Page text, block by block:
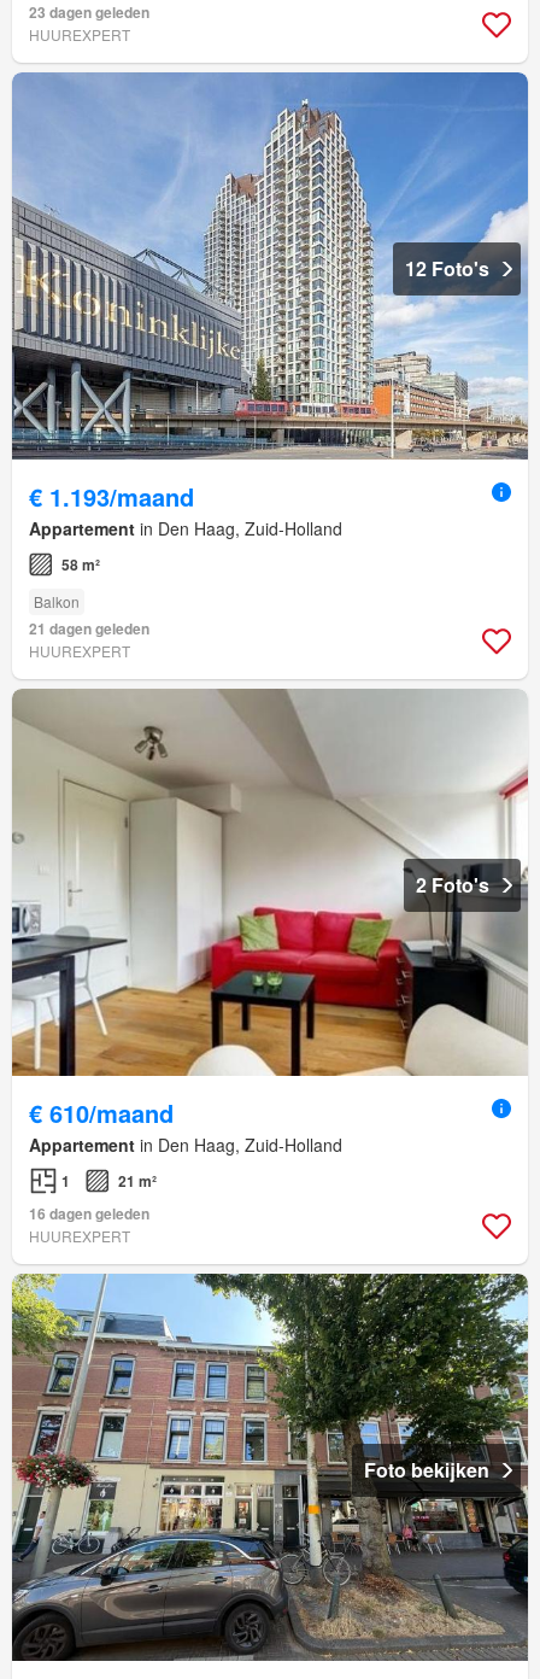
23 dagen geleden
HUUREXPERT
12 Foto's
€ 1.193/maand
Appartement in Den Haag, Zuid-Holland
58 m²
Balkon
21 dagen geleden
HUUREXPERT
2 Foto's
€ 610/maand
Appartement in Den Haag, Zuid-Holland
1
21 m²
16 dagen geleden
HUUREXPERT
Foto bekijken